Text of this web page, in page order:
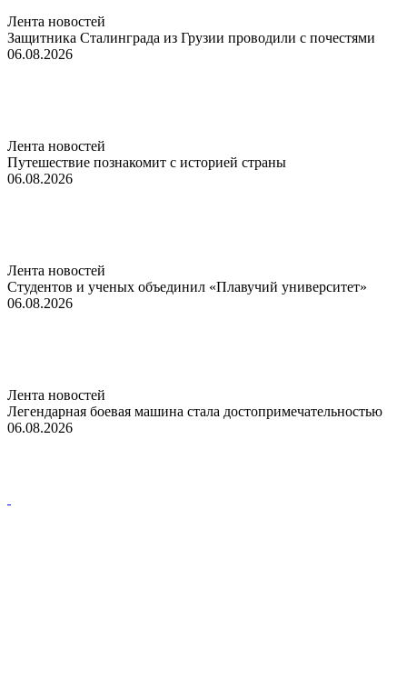
Лента новостей
Защитника Сталинграда из Грузии проводили с почестями
06.08.2026
Лента новостей
Путешествие познакомит с историей страны
06.08.2026
Лента новостей
Студентов и ученых объединил «Плавучий университет»
06.08.2026
Лента новостей
Легендарная боевая машина стала достопримечательностью
06.08.2026